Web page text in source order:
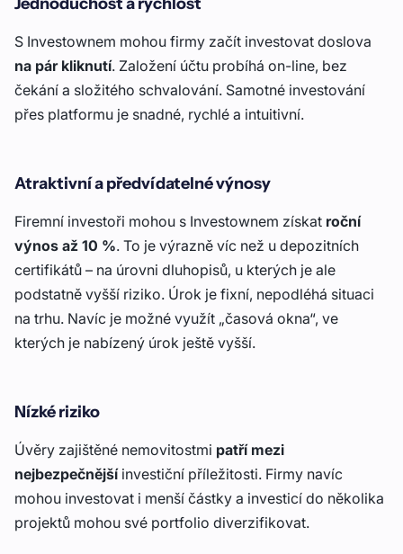
S Investownem mohou firmy začít investovat doslova
na pár kliknutí. Založení účtu probíhá on-line, bez
čekání a složitého schvalování. Samotné investování
přes platformu je snadné, rychlé a intuitivní.
Atraktivní a předvídatelné výnosy
Firemní investoři mohou s Investownem získat roční
výnos až 10 %. To je výrazně víc než u depozitních
certifikátů – na úrovni dluhopisů, u kterých je ale
podstatně vyšší riziko. Úrok je fixní, nepodléhá situaci
na trhu. Navíc je možné využít „časová okna“, ve
kterých je nabízený úrok ještě vyšší.
Nízké riziko
Úvěry zajištěné nemovitostmi patří mezi
nejbezpečnějšíinvestiční příležitosti. Firmy navíc
mohou investovat i menší částky a investicí do několika
projektů mohou své portfolio diverzifikovat.